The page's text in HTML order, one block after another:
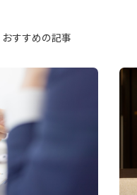
おすすめの記事